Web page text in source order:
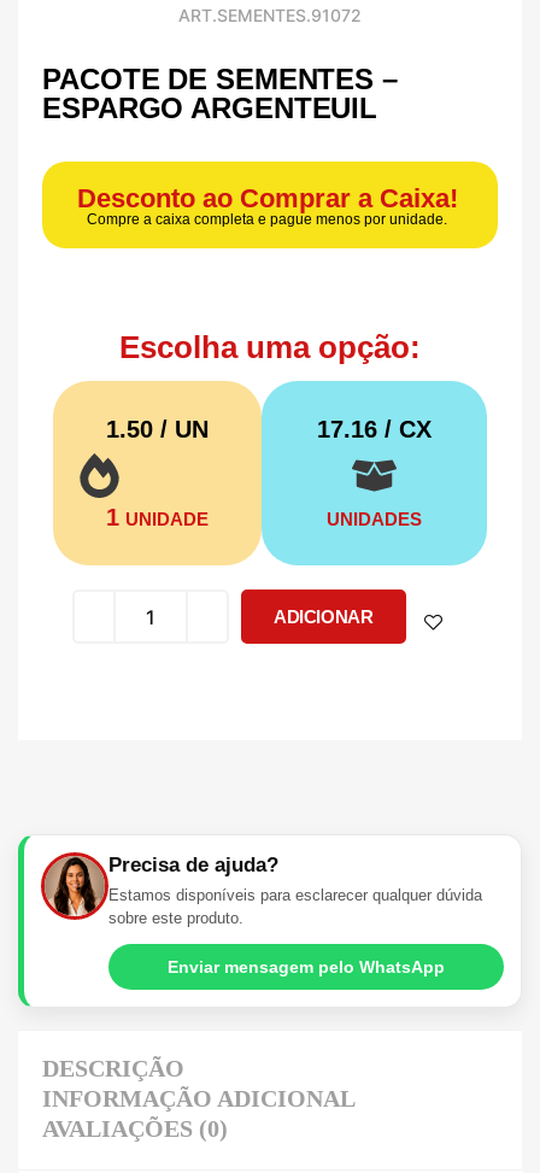
ART.SEMENTES.91072
PACOTE DE SEMENTES –
ESPARGO ARGENTEUIL
Desconto ao Comprar a Caixa!
Compre a caixa completa e pague menos por unidade.
Escolha uma opção:
1.50 / UN
1 UNIDADE
17.16/ CX
UNIDADES
ADICIONAR
Precisa de ajuda?
Estamos disponíveis para esclarecer qualquer dúvida
sobre este produto.
Enviar mensagem pelo WhatsApp
DESCRIÇÃO
INFORMAÇÃO ADICIONAL
AVALIAÇÕES (0)